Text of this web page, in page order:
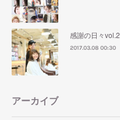
感謝の日々vol.2
2017.03.08 00:30
アーカイブ